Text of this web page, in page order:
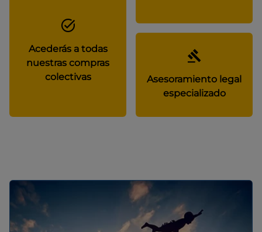
Acederás a todas
nuestras compras
colectivas
Asesoramiento legal
especializado